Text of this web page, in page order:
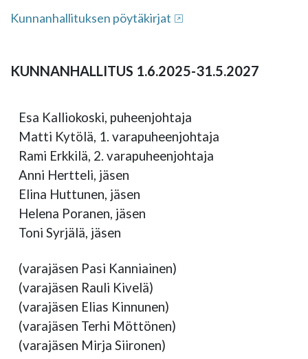
Kunnanhallituksen pöytäkirjat
KUNNANHALLITUS 1.6.2025-31.5.2027
Esa Kalliokoski, puheenjohtaja
Matti Kytölä, 1. varapuheenjohtaja
Rami Erkkilä, 2. varapuheenjohtaja
Anni Hertteli, jäsen
Elina Huttunen, jäsen
Helena Poranen, jäsen
Toni Syrjälä, jäsen
(varajäsen Pasi Kanniainen)
(varajäsen Rauli Kivelä)
(varajäsen Elias Kinnunen)
(varajäsen Terhi Möttönen)
(varajäsen Mirja Siironen)